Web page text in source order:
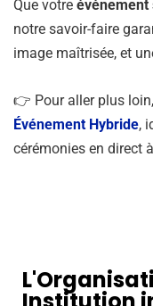
Que votre événement
notre savoir-faire
image maîtrisée, et
👉 Pour aller plus
Événement Hybride,
cérémonies en direct